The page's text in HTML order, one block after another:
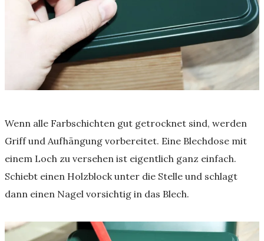
Wenn alle Farbschichten gut getrocknet sind, werden
Griff und Aufhängung vorbereitet. Eine Blechdose mit
einem Loch zu versehen ist eigentlich ganz einfach.
Schiebt einen Holzblock unter die Stelle und schlagt
dann einen Nagel vorsichtig in das Blech.